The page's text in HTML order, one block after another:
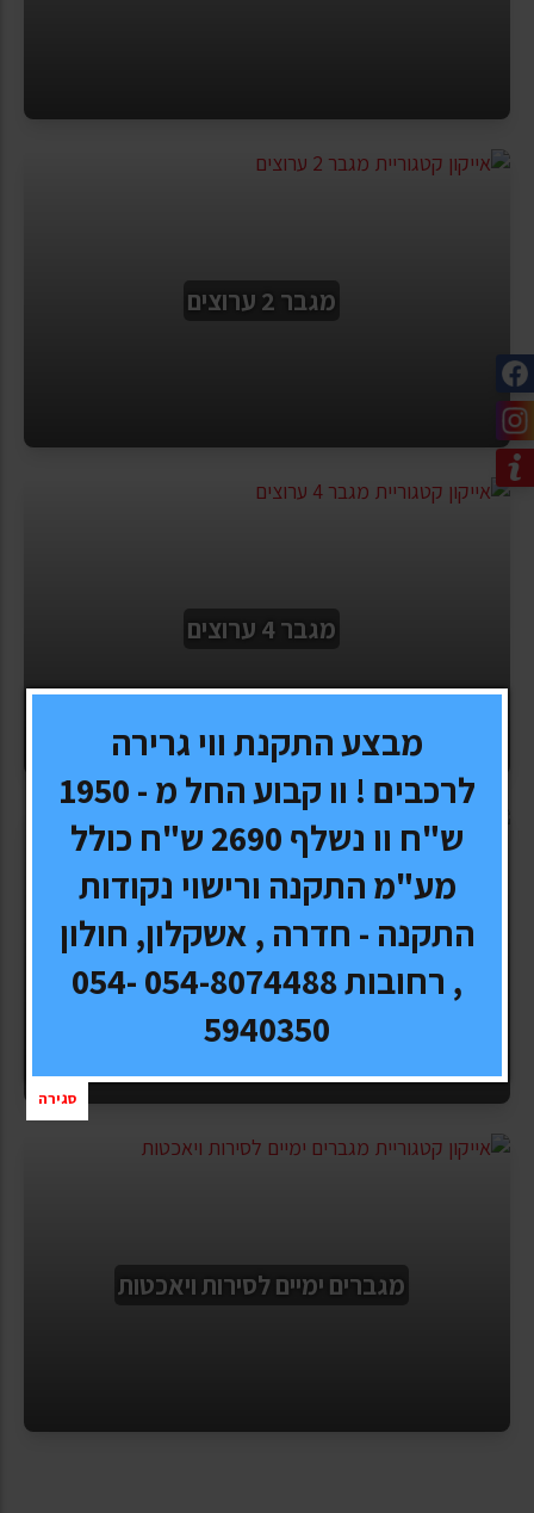
מגבר 2 ערוצים
מגבר 4 ערוצים
מגבר 5 ערוצים
מגברים ימיים לסירות ויאכטות
מבצע התקנת ווי גרירה
לרכבים ! וו קבוע החל מ - 1950
ש"ח וו נשלף 2690 ש"ח כולל
מע"מ התקנה ורישוי נקודות
התקנה - חדרה , אשקלון, חולון
, רחובות 054-8074488 054-
5940350
סגירה